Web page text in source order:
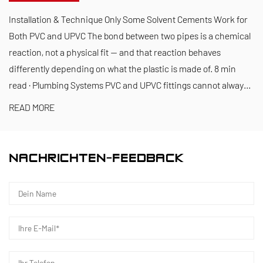
Millionen RMB für Forschung und Entwicklung
bereit. Wir stellen eine hervorragende
Produktqualität durch standardisierte
automatisierte Fertigung und strikte Beschaffung
importierter Rohstoffe sicher. Im Einklang mit
unserer internationalen Entwicklungsstrategie
Mit einer Gesamtinvestition von 200 Millionen RMB
Installation & Technique Only Some Solvent Cements Work for
Both PVC and UPVC The bond between two pipes is a chemical
reaction, not a physical fit — and that reaction behaves
differently depending on what the plastic is made of. 8 min
read · Plumbing Systems PVC and UPVC fittings cannot alway...
READ MORE
NACHRICHTEN-FEEDBACK